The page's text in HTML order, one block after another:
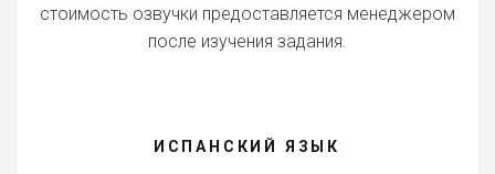
стоимость озвучки предоставляется менеджером
после изучения задания.
ИСПАНСКИЙ ЯЗЫК